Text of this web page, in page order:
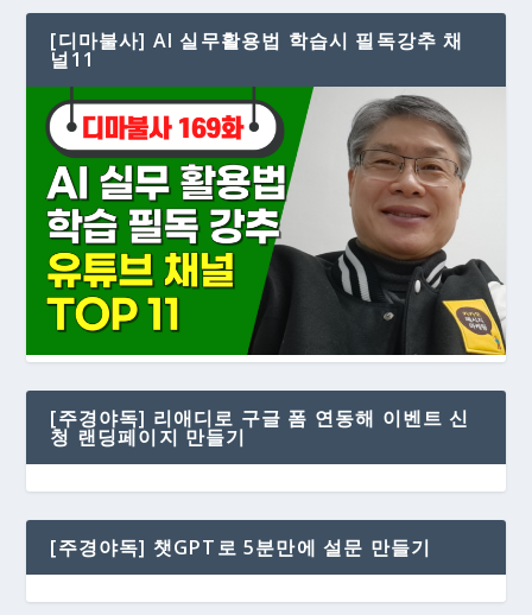
[디마불사] AI 실무활용법 학습시 필독강추 채
널11
[주경야독] 리애디로 구글 폼 연동해 이벤트 신
청 랜딩페이지 만들기
[주경야독] 챗GPT로 5분만에 설문 만들기